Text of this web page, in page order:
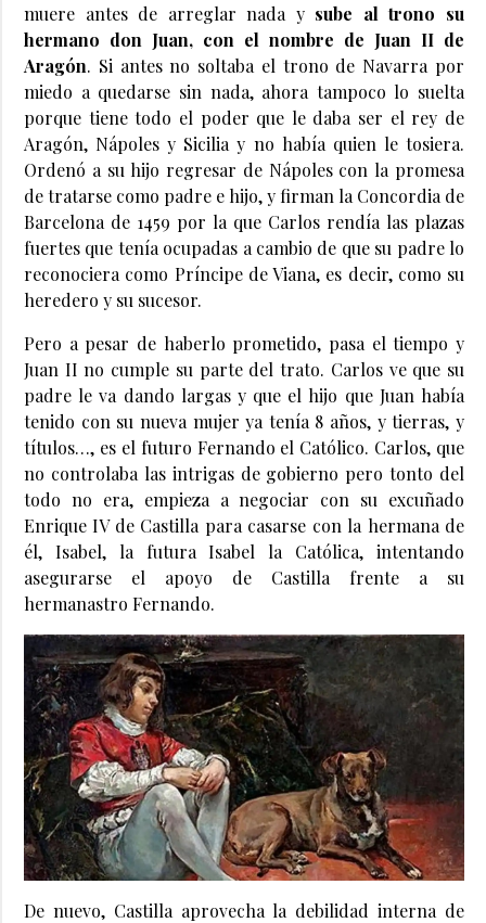
muere antes de arreglar nada y sube al trono su
hermano don Juan, con el nombre de Juan II de
Aragón. Si antes no soltaba el trono de Navarra por
miedo a quedarse sin nada, ahora tampoco lo suelta
porque tiene todo el poder que le daba ser el rey de
Aragón, Nápoles y Sicilia y no había quien le tosiera.
Ordenó a su hijo regresar de Nápoles con la promesa
de tratarse como padre e hijo, y firman la Concordia de
Barcelona de 1459 por la que Carlos rendía las plazas
fuertes que tenía ocupadas a cambio de que su padre lo
reconociera como Príncipe de Viana, es decir, como su
heredero y su sucesor.
Pero a pesar de haberlo prometido, pasa el tiempo y
Juan II no cumple su parte del trato. Carlos ve que su
padre le va dando largas y que el hijo que Juan había
tenido con su nueva mujer ya tenía 8 años, y tierras, y
títulos…, es el futuro Fernando el Católico. Carlos, que
no controlaba las intrigas de gobierno pero tonto del
todo no era, empieza a negociar con su excuñado
Enrique IV de Castilla para casarse con la hermana de
él, Isabel, la futura Isabel la Católica, intentando
asegurarse el apoyo de Castilla frente a su
hermanastro Fernando.
De nuevo, Castilla aprovecha la debilidad interna de